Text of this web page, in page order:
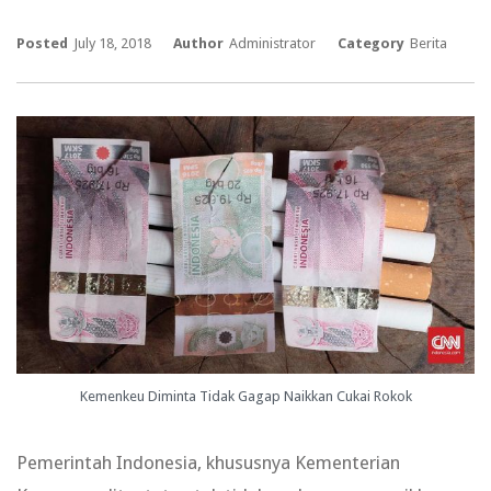
Posted July 18, 2018 Author Administrator Category Berita
Kemenkeu Diminta Tidak Gagap Naikkan Cukai Rokok
Pemerintah Indonesia, khususnya Kementerian